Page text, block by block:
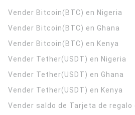
Vender Bitcoin(BTC) en Nigeria
Vender Bitcoin(BTC) en Ghana
Vender Bitcoin(BTC) en Kenya
Vender Tether(USDT) en Nigeria
Vender Tether(USDT) en Ghana
Vender Tether(USDT) en Kenya
Vender saldo de Tarjeta de regalo